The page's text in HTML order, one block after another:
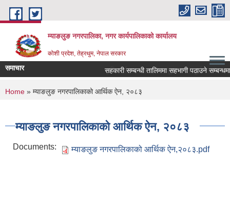
Skip to main content
म्याङलुङ नगरपालिका, नगर कार्यपालिकाको कार्यालय
कोशी प्रदेश, तेह्रथुम, नेपाल सरकार
कृषि, पर्यटन, जलश्रोत, शुशासन र पुर्वाधार ।
समाचार सहकारी सम्बन्धी तालिममा सहभागी पठाउने सम्बन्धमा
You are here
Home » म्याङलुङ नगरपालिकाको आर्थिक ऐन, २०८३
म्याङलुङ नगरपालिकाको आर्थिक ऐन, २०८३
Documents: म्याङलुङ नगरपालिकाको आर्थिक ऐन,२०८३.pdf